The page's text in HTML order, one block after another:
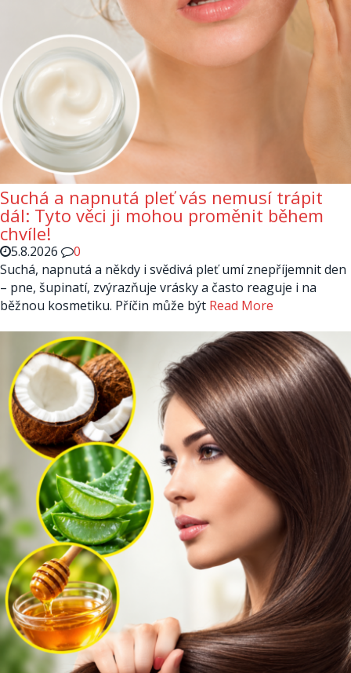
Suchá a napnutá pleť vás nemusí trápit
dál: Tyto věci ji mohou proměnit během
chvíle!
5.8.2026
0
Suchá, napnutá a někdy i svědivá pleť umí znepříjemnit den
– pne, šupinatí, zvýrazňuje vrásky a často reaguje i na
běžnou kosmetiku. Příčin může být Read More